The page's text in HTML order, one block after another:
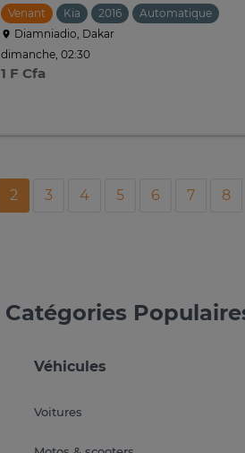
Venant Kia 2016
Automatique
Diamniadio, Dakar
dimanche, 02:30
1 F Cfa
2 3 4 5 6 7 8
Catégories
Véhicules
Voitures